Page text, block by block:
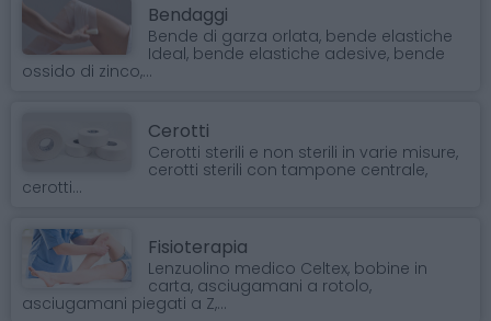
Bendaggi
Bende di garza orlata, bende elastiche
Ideal, bende elastiche adesive, bende
ossido di zinco,...
Cerotti
Cerotti sterili e non sterili in varie misure,
cerotti sterili con tampone centrale,
cerotti...
Fisioterapia
Lenzuolino medico Celtex, bobine in
carta, asciugamani a rotolo,
asciugamani piegati a Z,...